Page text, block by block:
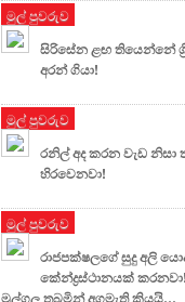
මුල් පුවරුව
සිරිසේන ළඟ තියෙන්නේ
අරන් ගියා!
මුල් පුවරුව
රනිල් අද කරන වැඩ
හිරවෙනවා!
මුල් පුවරුව
රාජපක්ෂලගේ සුදු අලි
කේන්ද්‍රස්ථානයක්
මුල්ගල තබමින් අගමැති කියයි…